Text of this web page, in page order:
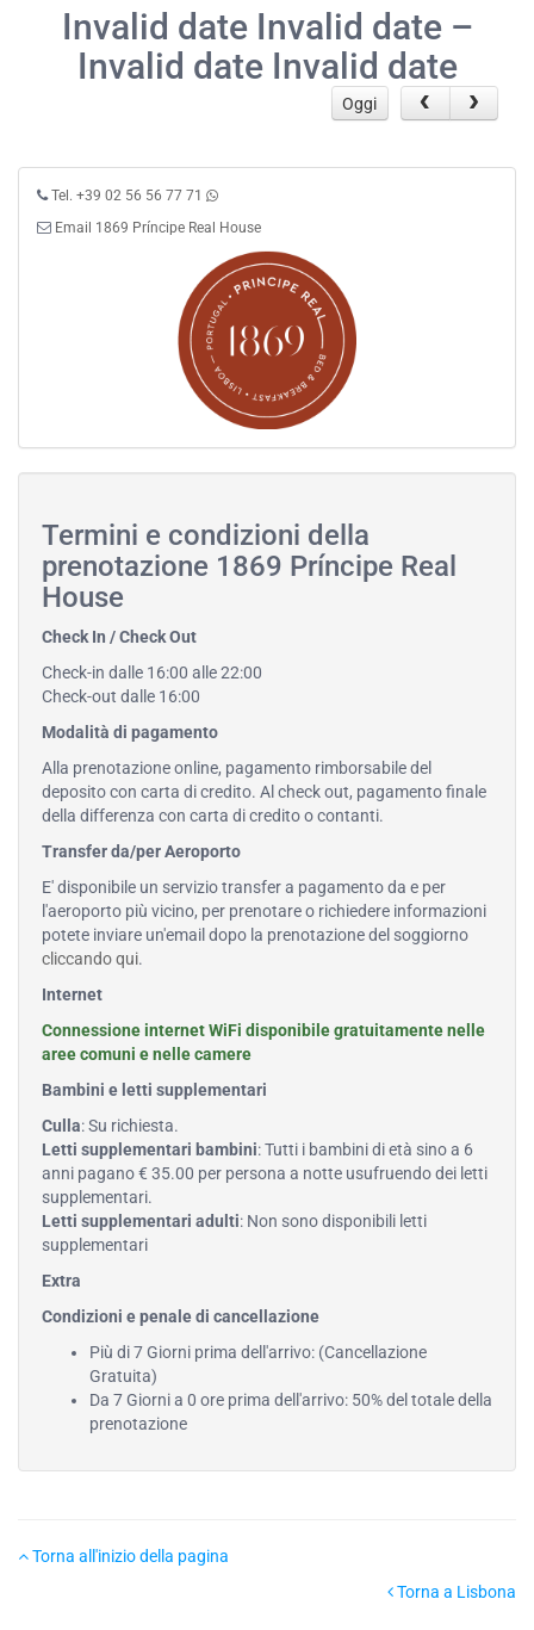
Invalid date Invalid date –
Invalid date Invalid date
Oggi
Tel. +39 02 56 56 77 71
Email 1869 Príncipe Real House
Termini e condizioni della
prenotazione 1869 Príncipe Real
House
Check In / Check Out
Check-in dalle 16:00 alle 22:00
Check-out dalle 16:00
Modalità di pagamento
Alla prenotazione online, pagamento rimborsabile del
deposito con carta di credito. Al check out, pagamento finale
della differenza con carta di credito o contanti.
Transfer da/per Aeroporto
E' disponibile un servizio transfer a pagamento da e per
l'aeroporto più vicino, per prenotare o richiedere informazioni
potete inviare un'email dopo la prenotazione del soggiorno
cliccando qui.
Internet
Connessione internet WiFi disponibile gratuitamente nelle
aree comuni e nelle camere
Bambini e letti supplementari
Culla: Su richiesta.
Letti supplementari bambini: Tutti i bambini di età sino a 6
anni pagano € 35.00 per persona a notte usufruendo dei letti
supplementari.
Letti supplementari adulti: Non sono disponibili letti
supplementari
Extra
Condizioni e penale di cancellazione
Più di 7 Giorni prima dell'arrivo: (Cancellazione
Gratuita)
Da 7 Giorni a 0 ore prima dell'arrivo: 50% del totale della
prenotazione
Torna all'inizio della pagina
Torna a Lisbona